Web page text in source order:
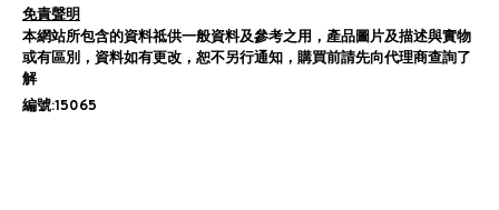
免責聲明
本網站所包含的資料祗供一般資料及參考之用，產品圖片及描述與實物
或有區別，資料如有更改，恕不另行通知，購買前請先向代理商查詢了
解
編號:15065